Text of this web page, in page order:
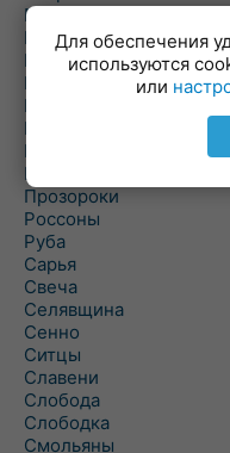
Пальминка
Парафьяново
Плисса
Повятье
Погоща
Подсвилье
Полоцк
Поставы
Прозороки
Россоны
Руба
Сарья
Свеча
Селявщина
Сенно
Ситцы
Славени
Слобода
Слободка
Смольяны
Для обеспечения
используются
или